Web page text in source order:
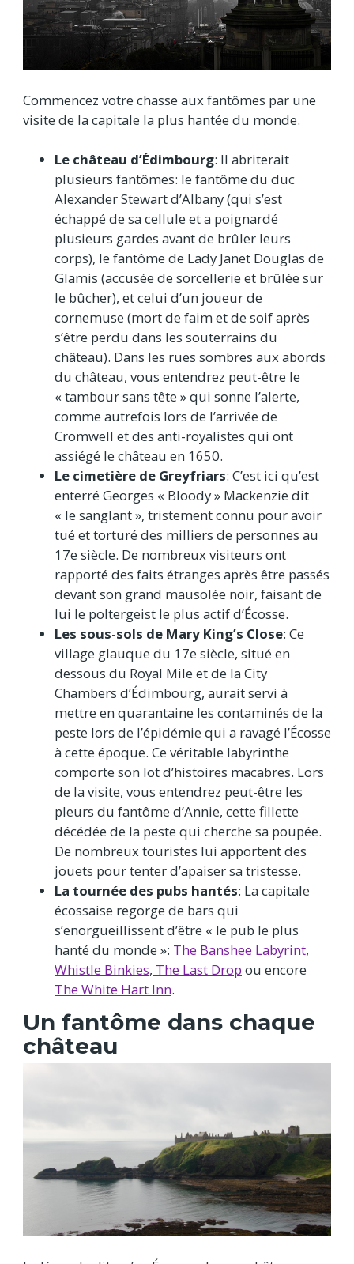
Commencez votre chasse aux fantômes par une
visite de la capitale la plus hantée du monde.
Le château d’Édimbourg: Il abriterait
plusieurs fantômes: le fantôme du duc
Alexander Stewart d’Albany (qui s’est
échappé de sa cellule et a poignardé
plusieurs gardes avant de brûler leurs
corps), le fantôme de Lady Janet Douglas de
Glamis (accusée de sorcellerie et brûlée sur
le bûcher), et celui d’un joueur de
cornemuse (mort de faim et de soif après
s’être perdu dans les souterrains du
château). Dans les rues sombres aux abords
du château, vous entendrez peut-être le
« tambour sans tête » qui sonne l’alerte,
comme autrefois lors de l’arrivée de
Cromwell et des anti-royalistes qui ont
assiégé le château en 1650.
Le cimetière de Greyfriars: C’est ici qu’est
enterré Georges « Bloody » Mackenzie dit
« le sanglant », tristement connu pour avoir
tué et torturé des milliers de personnes au
17e siècle. De nombreux visiteurs ont
rapporté des faits étranges après être passés
devant son grand mausolée noir, faisant de
lui le poltergeist le plus actif d’Écosse.
Les sous-sols de Mary King’s Close: Ce
village glauque du 17e siècle, situé en
dessous du Royal Mile et de la City
Chambers d’Édimbourg, aurait servi à
mettre en quarantaine les contaminés de la
peste lors de l’épidémie qui a ravagé l’Écosse
à cette époque. Ce véritable labyrinthe
comporte son lot d’histoires macabres. Lors
de la visite, vous entendrez peut-être les
pleurs du fantôme d’Annie, cette fillette
décédée de la peste qui cherche sa poupée.
De nombreux touristes lui apportent des
jouets pour tenter d’apaiser sa tristesse.
La tournée des pubs hantés: La capitale
écossaise regorge de bars qui
s’enorgueillissent d’être « le pub le plus
hanté du monde »: The Banshee Labyrint,
Whistle Binkies, The Last Drop ou encore
The White Hart Inn.
Un fantôme dans chaque
château